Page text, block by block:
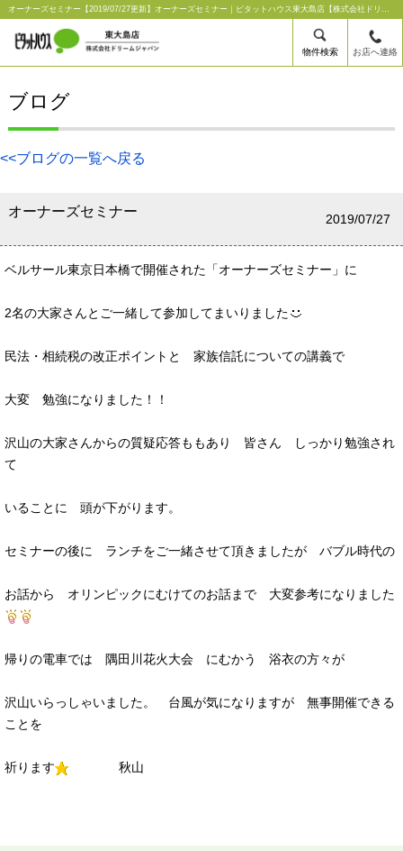
オーナーズセミナー【2019/07/27更新】オーナーズセミナー｜ピタットハウス東大島店【株式会社ドリームジャパン】
物件検索 お店へ連絡
ブログ
<<ブログの一覧へ戻る
オーナーズセミナー 2019/07/27
ベルサール東京日本橋で開催された「オーナーズセミナー」に
2名の大家さんとご一緒して参加してまいりました
民法・相続税の改正ポイントと 家族信託についての講義で
大変 勉強になりました！！
沢山の大家さんからの質疑応答ももあり 皆さん しっかり勉強され
て
いることに 頭が下がります。
セミナーの後に ランチをご一緒させて頂きましたが バブル時代の
お話から オリンピックにむけてのお話まで 大変参考になりました
帰りの電車では 隅田川花火大会 にむかう 浴衣の方々が
沢山いらっしゃいました。 台風が気になりますが 無事開催できる
ことを
祈ります 秋山